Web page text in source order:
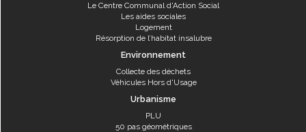
Le Centre Communal d'Action Social
Les aides sociales
Logement
Résorption de l’habitat insalubre
Environnement
Collecte des déchets
Véhicules Hors d'Usage
Urbanisme
PLU
50 pas géométriques